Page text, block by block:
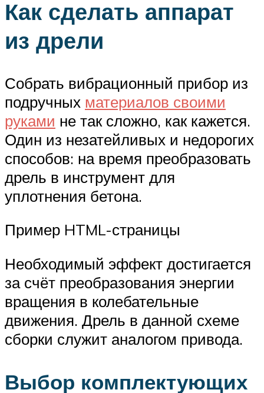
Как сделать аппарат
из дрели
Собрать вибрационный прибор из
подручных материалов своими
руками не так сложно, как кажется.
Один из незатейливых и недорогих
способов: на время преобразовать
дрель в инструмент для
уплотнения бетона.
Пример HTML-страницы
Необходимый эффект достигается
за счёт преобразования энергии
вращения в колебательные
движения. Дрель в данной схеме
сборки служит аналогом привода.
Выбор комплектующих